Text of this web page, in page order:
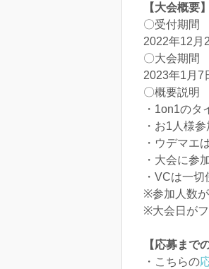
【大会概要】
〇受付期間
2022年12月
〇大会期間
2023年1月7
〇概要説明
・1on1のタ
・お1人様
・ウデマエ
・大会に参
・VCは一
※参加人数
※大会日が
【応募まで
・こちらの